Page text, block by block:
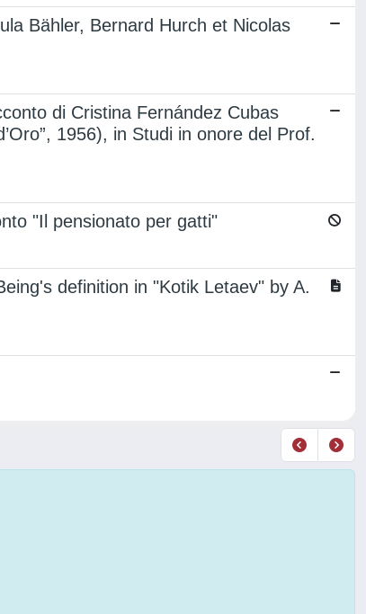
Bähler, Bernard Hurch et Nicolas
di Cristina Fernández Cubas
1956), in Studi in onore del Prof.
"Il pensionato per gatti"
definition in "Kotik Letaev" by A.